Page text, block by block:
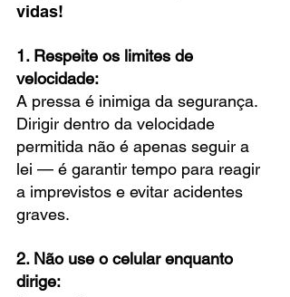
vidas!
1. Respeite os limites de
velocidade:
A pressa é inimiga da segurança.
Dirigir dentro da velocidade
permitida não é apenas seguir a
lei — é garantir tempo para reagir
a imprevistos e evitar acidentes
graves.
2. Não use o celular enquanto
dirige: